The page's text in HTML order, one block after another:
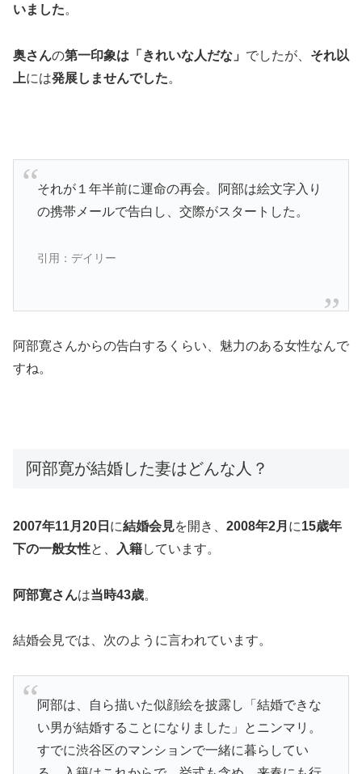
いました。
奥さんの第一印象は「きれいな人だな」 でしたが、 それ以
上には発展しませんでした。
それが１年半前に運命の再会。阿部は絵文字入り
の携帯メールで告白し、交際がスタートした。
引用：デイリー
阿部寛さんからの告白するくらい、魅力のある女性なんで
すね。
阿部寛が結婚した妻はどんな人？
2007年11月20日 に結婚会見を開き、 2008年2月 に15歳年
下の一般女性と、 入籍しています。
阿部寛さんは当時43歳。
結婚会見では、次のように言われています。
阿部は、自ら描いた似顔絵を披露し「結婚できな
い男が結婚することになりました」とニンマリ。
すでに渋谷区のマンションで一緒に暮らしてい